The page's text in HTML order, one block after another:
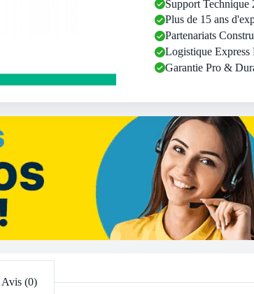
Support Technique
Plus de 15 ans
Partenariats
Logistique
Garantie Pro &
Avis (0)